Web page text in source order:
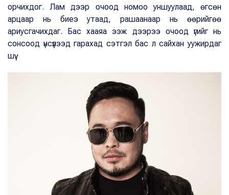
орчихдог. Лам дээр очоод номоо уншуулаад, өгсөн
арцаар нь биеэ утаад, рашаанаар нь өөрийгөө
ариусгачихдаг. Бас хааяа ээж дээрээ очоод үгийг нь
сонсоод үнсүүлээд гарахад сэтгэл бас л сайхан уужирдаг
шүү.